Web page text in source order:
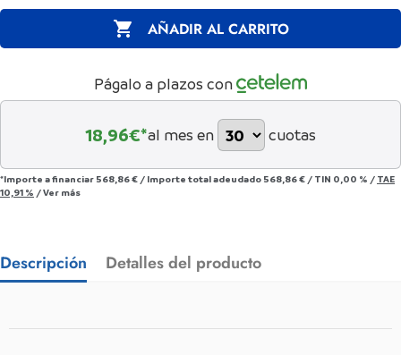
 AÑADIR AL CARRITO
Págalo a plazos con
18,96€*al mes en cuotas
*Importe a financiar 568,86 € / Importe total adeudado 568,86 € / TIN 0,00 % / TAE
10,91 % /Ver más
Descripción Detalles del producto